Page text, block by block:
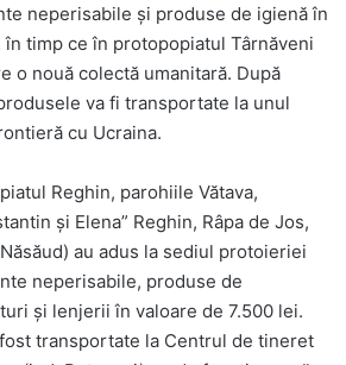
neperisabile și produse de igienă în
timp ce în protopopiatul Târnăveni
o nouă colectă umanitară. După
va fi transportate la unul
cu Ucraina.
Reghin, parohiile Vătava,
și Elena” Reghin, Râpa de Jos,
au adus la sediul protoieriei
neperisabile, produse de
și lenjerii în valoare de 7.500 lei.
transportate la Centrul de tineret